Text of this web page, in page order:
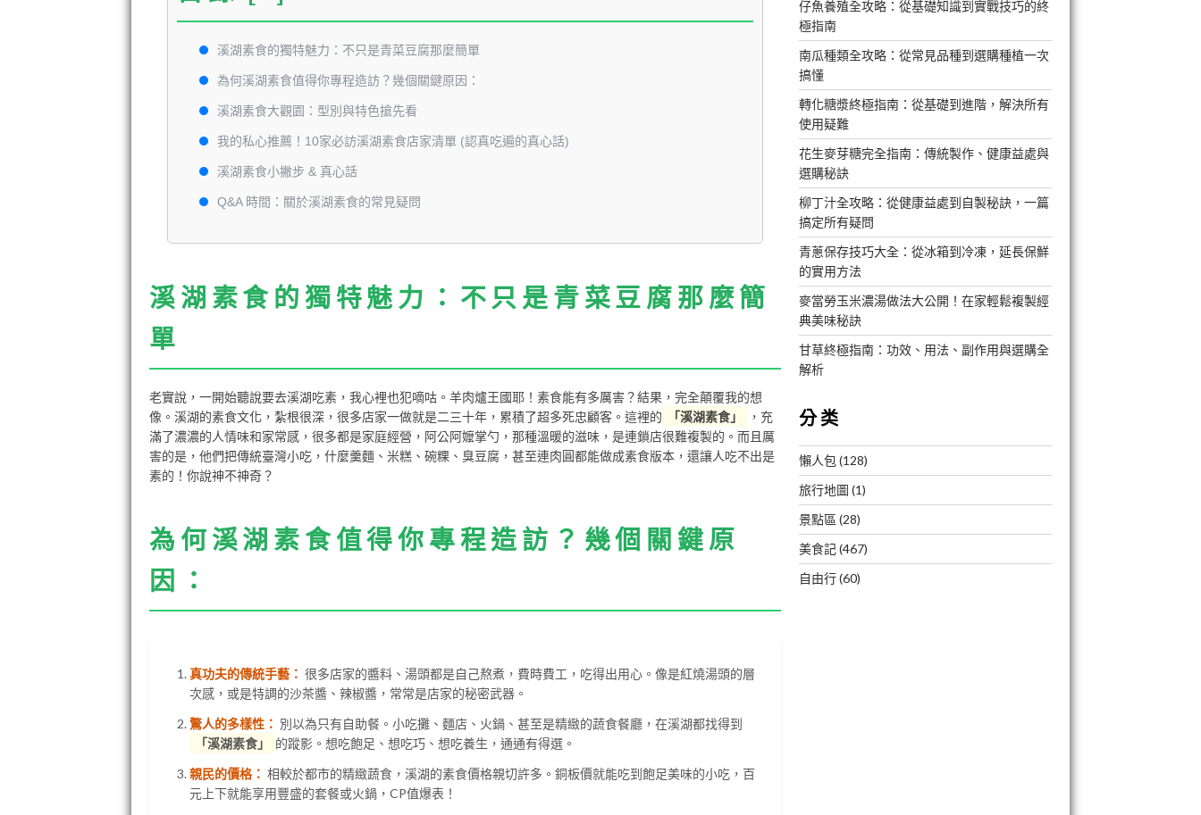
溪湖素食的獨特魅力：不只是青菜豆腐那麼簡單
為何溪湖素食值得你專程造訪？幾個關鍵原因：
溪湖素食大觀園：型別與特色搶先看
我的私心推薦！10家必訪溪湖素食店家清單 (認真吃遍的真心話)
溪湖素食小撇步 & 真心話
Q&A 時間：關於溪湖素食的常見疑問
溪湖素食的獨特魅力：不只是青菜豆腐那麼簡
單
老實說，一開始聽說要去溪湖吃素，我心裡也犯嘀咕。羊肉爐王國耶！素食能有多厲害？結果，完全顛覆我的想
像。溪湖的素食文化，紮根很深，很多店家一做就是二三十年，累積了超多死忠顧客。這裡的
「溪湖素食」
，充
滿了濃濃的人情味和家常感，很多都是家庭經營，阿公阿嬤掌勺，那種溫暖的滋味，是連鎖店很難複製的。而且厲
害的是，他們把傳統臺灣小吃，什麼羹麵、米糕、碗粿、臭豆腐，甚至連肉圓都能做成素食版本，還讓人吃不出是
素的！你說神不神奇？
為何溪湖素食值得你專程造訪？幾個關鍵原
因：
真功夫的傳統手藝： 很多店家的醬料、湯頭都是自己熬煮，費時費工，吃得出用心。像是紅燒湯頭的層
次感，或是特調的沙茶醬、辣椒醬，常常是店家的秘密武器。
驚人的多樣性： 別以為只有自助餐。小吃攤、麵店、火鍋、甚至是精緻的蔬食餐廳，在溪湖都找得到
「溪湖素食」
的蹤影。想吃飽足、想吃巧、想吃養生，通通有得選。
親民的價格： 相較於都市的精緻蔬食，溪湖的素食價格親切許多。銅板價就能吃到飽足美味的小吃，百
元上下就能享用豐盛的套餐或火鍋，CP值爆表！
仔魚養殖全攻略：從基礎知識到實戰技巧的終
極指南
南瓜種類全攻略：從常見品種到選購種植一次
搞懂
轉化糖漿終極指南：從基礎到進階，解決所有
使用疑難
花生麥芽糖完全指南：傳統製作、健康益處與
選購秘訣
柳丁汁全攻略：從健康益處到自製秘訣，一篇
搞定所有疑問
青蔥保存技巧大全：從冰箱到冷凍，延長保鮮
的實用方法
麥當勞玉米濃湯做法大公開！在家輕鬆複製經
典美味秘訣
甘草終極指南：功效、用法、副作用與選購全
解析
分类
懶人包 (128)
旅行地圖 (1)
景點區 (28)
美食記(467)
自由行(60)